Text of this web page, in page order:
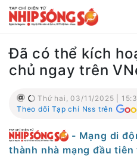
Đã có thể kích
chủ ngay trên
Thứ hai, 03/11/2025 |
Theo dõi Tạp chí Nss trên
- Mạng di
thành nhà mạng đầu